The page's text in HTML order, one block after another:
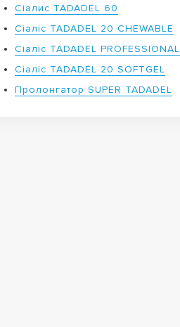
Сіалис TADADEL 60
Сіаліс TADADEL 20 CHEWABLE
Сіаліс TADADEL PROFESSIONAL
Сіаліс TADADEL 20 SOFTGEL
Пролонгатор SUPER TADADEL